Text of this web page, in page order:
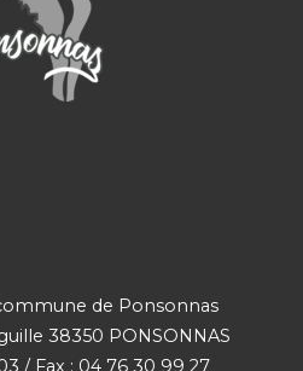
de Ponsonnas
38350 PONSONNAS
/ Fax : 04 76 30 99 27